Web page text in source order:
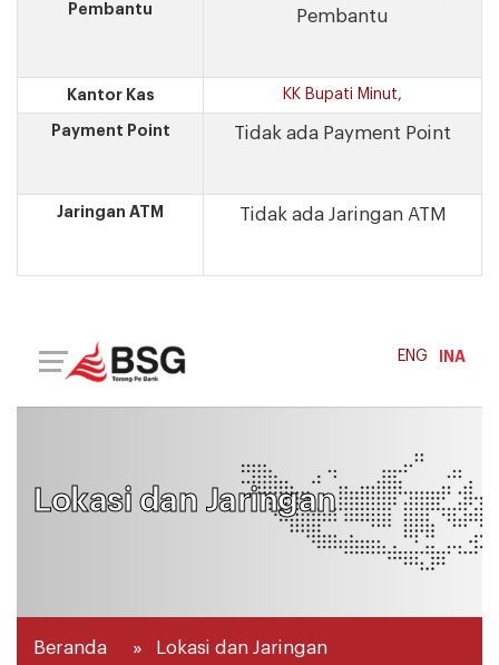
Pembantu
Pembantu
Kantor Kas KK Bupati Minut,
Payment Point Tidak ada Payment Point
Jaringan ATM Tidak ada Jaringan ATM